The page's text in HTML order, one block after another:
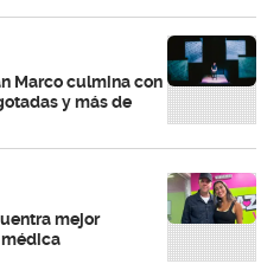
Marco culmina con
y más de
mejor